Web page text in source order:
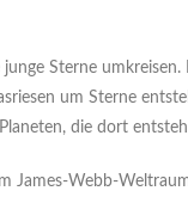
Sterne
um Sterne
die dort
James-Webb-